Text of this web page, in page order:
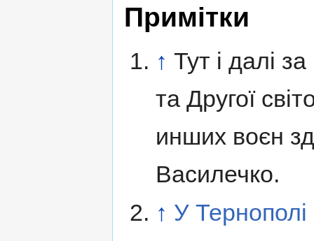
Примітки
↑ Тут і далі
та Другої
инших воєн
Василечко.
↑ У